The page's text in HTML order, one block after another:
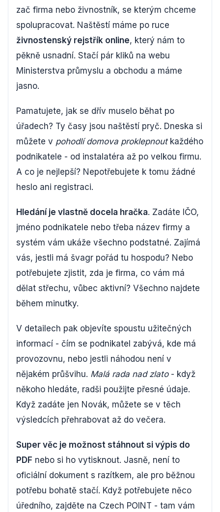
zač firma nebo živnostník, se kterým chceme
spolupracovat. Naštěstí máme po ruce
živnostenský rejstřík online, který nám to
pěkně usnadní. Stačí pár kliků na webu
Ministerstva průmyslu a obchodu a máme
jasno.
Pamatujete, jak se dřív muselo běhat po
úřadech? Ty časy jsou naštěstí pryč. Dneska si
můžete v pohodlí domova proklepnoutkaždého
podnikatele - od instalatéra až po velkou firmu.
A co je nejlepší? Nepotřebujete k tomu žádné
heslo ani registraci.
Hledání je vlastně docela hračka. Zadáte IČO,
jméno podnikatele nebo třeba název firmy a
systém vám ukáže všechno podstatné. Zajímá
vás, jestli má švagr pořád tu hospodu? Nebo
potřebujete zjistit, zda je firma, co vám má
dělat střechu, vůbec aktivní? Všechno najdete
během minutky.
V detailech pak objevíte spoustu užitečných
informací - čím se podnikatel zabývá, kde má
provozovnu, nebo jestli náhodou není v
nějakém průšvihu. Malá rada nad zlato- když
někoho hledáte, radši použijte přesné údaje.
Když zadáte jen Novák, můžete se v těch
výsledcích přehrabovat až do večera.
Super věc je možnost stáhnout si výpis do
PDF nebo si ho vytisknout. Jasně, není to
oficiální dokument s razítkem, ale pro běžnou
potřebu bohatě stačí. Když potřebujete něco
úředního, zajděte na Czech POINT - tam vám